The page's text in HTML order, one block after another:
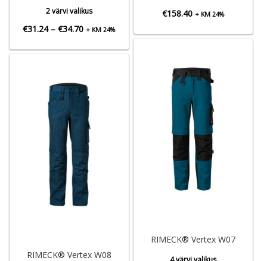
€158.40 + KM 24%
2 värvi valikus
€31.24 – €34.70Hinnavahemik:
+ KM 24%
RIMECK® Vertex W07
RIMECK® Vertex W08